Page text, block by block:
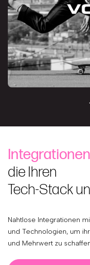
Integrationen
die Ihren
Tech-Stack
Nahtlose Integrationen
und Technologien, um
und Mehrwert zu